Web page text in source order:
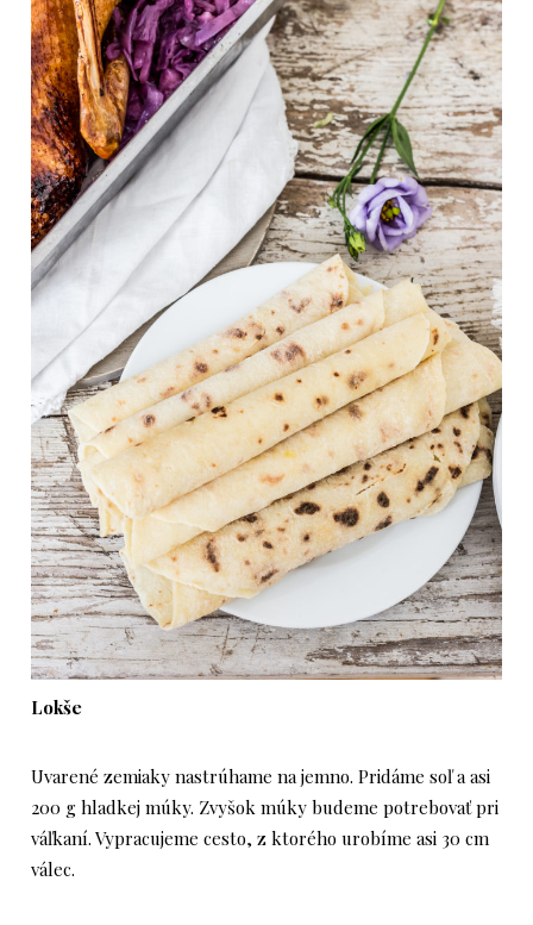
Lokše
Uvarené zemiaky nastrúhame na jemno. Pridáme soľ a asi
200 g hladkej múky. Zvyšok múky budeme potrebovať pri
váľkaní. Vypracujeme cesto, z ktorého urobíme asi 30 cm
válec.